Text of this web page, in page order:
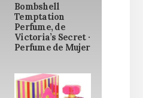
Bombshell
Temptation
Perfume, de
Victoria’s Secret ·
Perfume de Mujer